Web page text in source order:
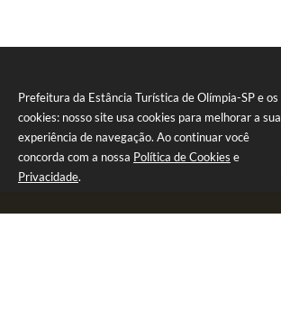
Prefeitura da Estância Turística de Olímpia-SP e os
cookies: nosso site usa cookies para melhorar a sua
experiência de navegação. Ao continuar você
concorda com a nossa Política de Cookies e
Privacidade.